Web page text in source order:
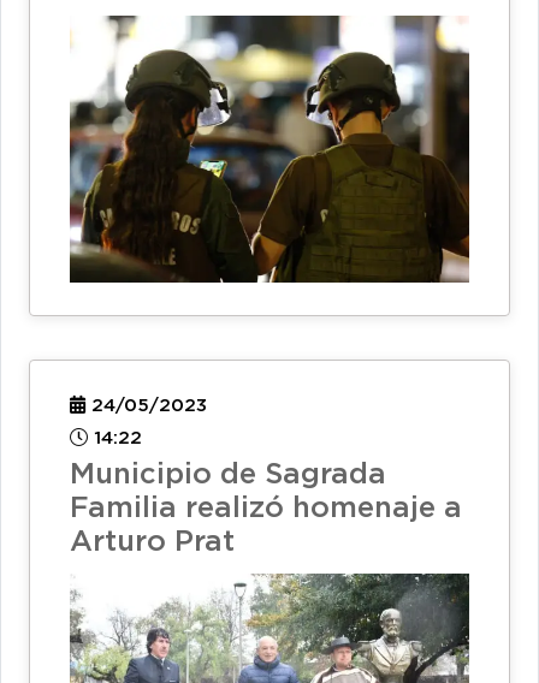
24/05/2023
14:22
Municipio de Sagrada
Familia realizó homenaje a
Arturo Prat